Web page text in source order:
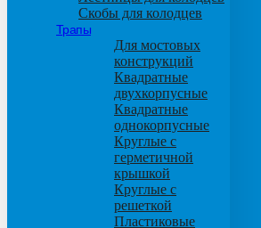
Скобы для колодцев
Трапы
Для мостовых
конструкций
Квадратные
двухкорпусные
Квадратные
однокорпусные
Круглые с
герметичной
крышкой
Круглые с
решеткой
Пластиковые